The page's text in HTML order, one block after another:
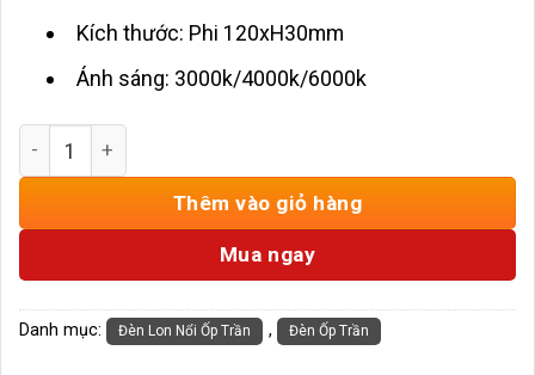
Kích thước: Phi 120xH30mm
Ánh sáng: 3000k/4000k/6000k
Thêm vào giỏ hàng
Mua ngay
Danh mục: Đèn Lon Nổi Ốp Trần , Đèn Ốp Trần